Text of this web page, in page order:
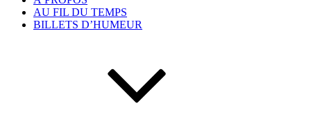
AU FIL DU TEMPS
BILLETS D’HUMEUR